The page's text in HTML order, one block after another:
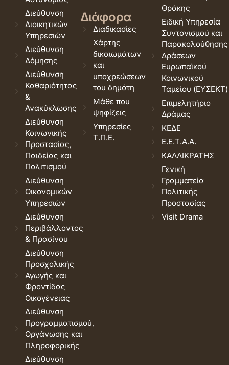
Διεύθυνση
Διοικητικών
Υπηρεσιών
Διεύθυνση
Δόμησης
Διεύθυνση
Καθαριότητας
&
Ανακύκλωσης
Διεύθυνση
Κοινωνικής
Προστασίας,
Παιδείας και
Πολιτισμού
Διεύθυνση
Οικονομικών
Υπηρεσιών
Διεύθυνση
Περιβάλλοντος
& Πρασίνου
Διεύθυνση
Προσχολικής
Αγωγής και
Φροντίδας
Οικογένειας
Διεύθυνση
Προγραμματισμού,
Οργάνωσης και
Πληροφορικής
Διεύθυνση
Διάφορα
Διαδικασίες
Χάρτης
δικαιωμάτων
και
υποχρεώσεων
του δημότη
Μάθε που
ψηφίζεις
Υπηρεσίες
Τ.Π.Ε.
Θράκης
Ειδική Υπηρεσία
Συντονισμού και
Παρακολούθησης
Δράσεων
Ευρωπαϊκού
Κοινωνικού
Ταμείου (ΕΥΣΕΚΤ)
Επιμελητήριο
Δράμας
ΚΕΔΕ
Ε.Ε.Τ.Α.Α.
ΚΑΛΛΙΚΡΑΤΗΣ
Γενική
Γραμματεία
Πολιτικής
Προστασίας
Visit Drama